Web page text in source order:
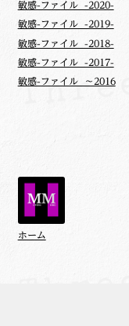
敏感-ファイル -2020-
敏感-ファイル -2019-
敏感-ファイル -2018-
敏感-ファイル -2017-
敏感-ファイル ～2016
ホーム